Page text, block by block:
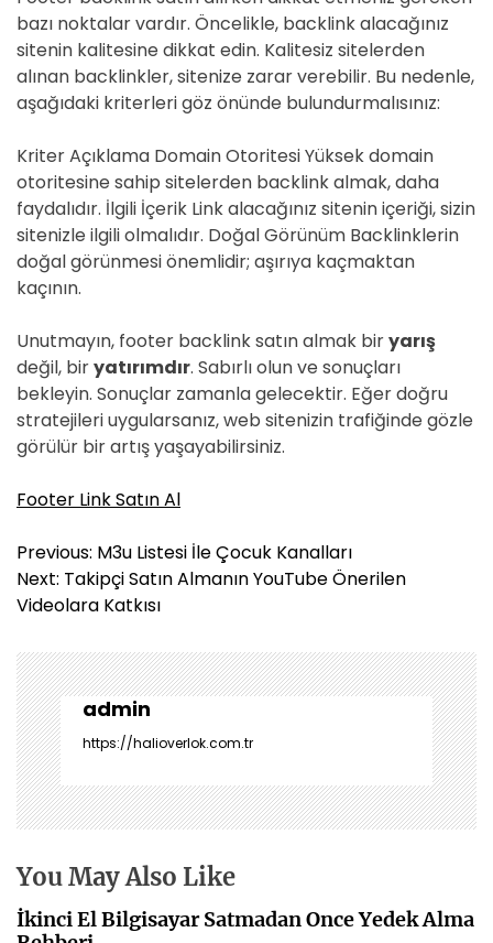
bazı noktalar vardır. Öncelikle, backlink alacağınız
sitenin kalitesine dikkat edin. Kalitesiz sitelerden
alınan backlinkler, sitenize zarar verebilir. Bu nedenle,
aşağıdaki kriterleri göz önünde bulundurmalısınız:
Kriter Açıklama Domain Otoritesi Yüksek domain
otoritesine sahip sitelerden backlink almak, daha
faydalıdır. İlgili İçerik Link alacağınız sitenin içeriği, sizin
sitenizle ilgili olmalıdır. Doğal Görünüm Backlinklerin
doğal görünmesi önemlidir; aşırıya kaçmaktan
kaçının.
Unutmayın, footer backlink satın almak biryarış
değil, biryatırımdır. Sabırlı olun ve sonuçları
bekleyin. Sonuçlar zamanla gelecektir. Eğer doğru
stratejileri uygularsanız, web sitenizin trafiğinde gözle
görülür bir artış yaşayabilirsiniz.
Footer Link Satın Al
Y
a
z
g
e
z
i
n
m
e
i
Previous: M3u Listesi İle Çocuk Kanalları
Next: Takipçi Satın Almanın YouTube Önerilen
Videolara Katkısı
admin
https://halioverlok.com.tr
You May Also Like
İkinci El Bilgisayar Satmadan Once Yedek Alma